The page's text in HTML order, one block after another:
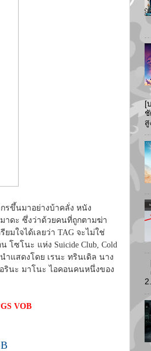
รขึ้นมาอย่างบ้าคลั่ง หนัง
มาดะ ซึ่งว่าด้วยคนที่ถูกตามฆ่า
มใจได้เลยว่า TAG จะไม่ใช่
ซโนะ แห่ง Suicide Club, Cold
ำแสดงโดย เรนะ ทรินเดิล นาง
รินะ มาโนะ ไอคอนคนหนึ่งของ
VOB
[
สู